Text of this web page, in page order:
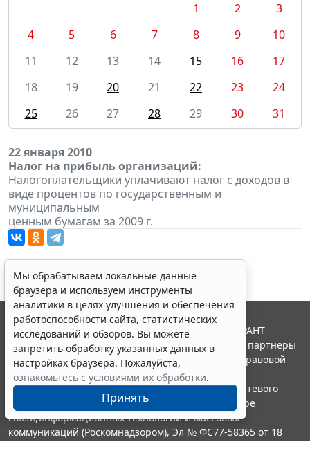
1
2
3
4
5 6 7 8 9
10
11
12 13 14 15 16
17
18
19 20 21 22 23
24
25
26 27 28 29 30 31
22 января 2010
Налог на прибыль организаций:
Налогоплательщики уплачивают налог с доходов в
виде процентов по государственным и
муниципальным
ценным бумагам за 2009 г.
Мы обрабатываем локальные данные
браузера и используем инструменты
аналитики в целях улучшения и обеспечения
работоспособности сайта, статистических
исследований и обзоров. Вы можете
запретить обработку указанных данных в
настройках браузера. Пожалуйста,
ознакомьтесь с условиями их обработки.
Принять
© ООО "НПП "ГАРАНТ-СЕРВИС", 2026. Система ГАРАНТ
выпускается с 1990 года. Компания "Гарант" и ее партнеры
являются участниками Российской ассоциации правовой
информации ГАРАНТ.
Портал ГАРАНТ.РУ зарегистрирован в качестве сетевого
издания Федеральной службой по надзору в сфере
связи,информационных технологий и массовых
коммуникаций (Роскомнадзором), Эл № ФС77-58365 от 18